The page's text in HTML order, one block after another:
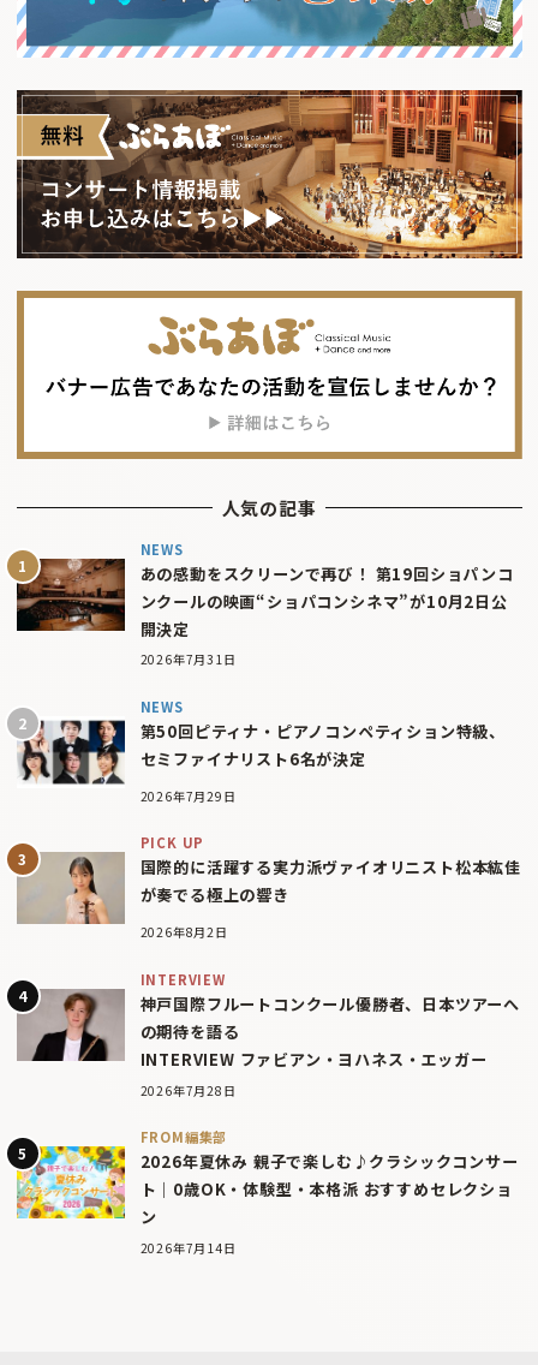
人気の記事
NEWS
あの感動をスクリーンで再び！ 第19回ショパンコ
ンクールの映画“ショパコンシネマ”が10月2日公
開決定
2026年7月31日
NEWS
第50回ピティナ・ピアノコンペティション特級、
セミファイナリスト6名が決定
2026年7月29日
PICK UP
国際的に活躍する実力派ヴァイオリニスト松本紘佳
が奏でる極上の響き
2026年8月2日
INTERVIEW
神戸国際フルートコンクール優勝者、日本ツアーへ
の期待を語る
INTERVIEW ファビアン・ヨハネス・エッガー
2026年7月28日
FROM編集部
2026年夏休み 親子で楽しむ♪クラシックコンサー
ト｜0歳OK・体験型・本格派 おすすめセレクショ
ン
2026年7月14日